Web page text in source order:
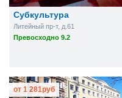
Субкультура
Литейный пр-т, д.61
Превосходно 9.2
от 1 281руб